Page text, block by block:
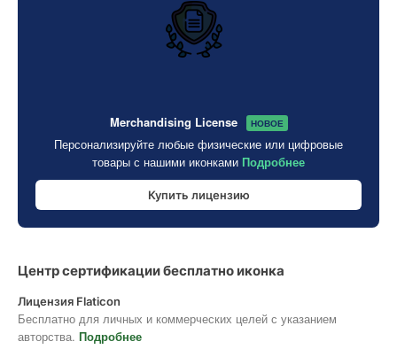
Merchandising License НОВОЕ
Персонализируйте любые физические или цифровые
товары с нашими иконками Подробнее
Купить лицензию
Центр сертификации бесплатно иконка
Лицензия Flaticon
Бесплатно для личных и коммерческих целей с указанием
авторства. Подробнее